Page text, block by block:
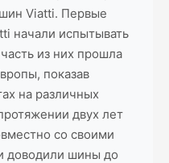
Viatti. Первые
начали испытывать
из них прошла
показав
на различных
двух лет
со своими
доводили шины до